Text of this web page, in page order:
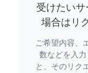
受けたい
場合はリ
ご希望内容、
数などを入
と、そのリク